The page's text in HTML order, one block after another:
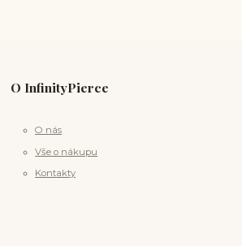
O InfinityPierce
O nás
Vše o nákupu
Kontakty